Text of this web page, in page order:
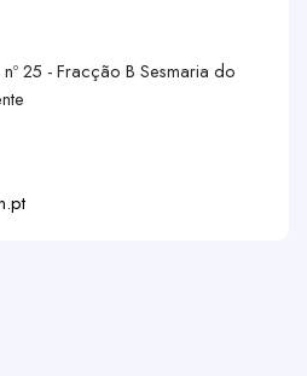
25 - Fracção B Sesmaria do